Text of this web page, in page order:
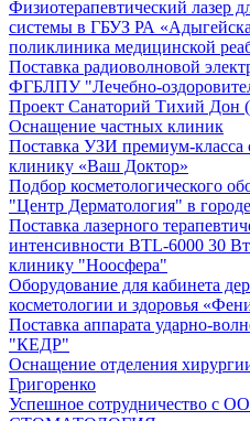
Физиотерапевтический лазер
системы в ГБУЗ РА
поликлиника медицинской
Поставка радиоволновой
ФГБЛПУ "Лечебно-
Проект Санаторий Тихий
Оснащение частных клиник
Поставка УЗИ премиум-
клинику «Ваш Доктор»
Подбор косметологического
"Центр Дерматология" в
Поставка лазерного
интенсивности BTL-6000 30
клинику "Ноосфера"
Оборудование для кабинета
косметологии и здоровья
Поставка аппарата ударно-
"КЕДР"
Оснащение отделения
Григоренко
Успешное сотрудничество